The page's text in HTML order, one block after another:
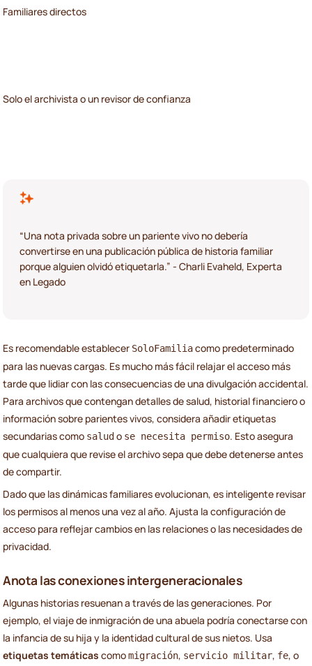
Familiares directos
Solo el archivista o un revisor de confianza
“Una nota privada sobre un pariente vivo no debería
convertirse en una publicación pública de historia familiar
porque alguien olvidó etiquetarla.” - Charli Evaheld, Experta
en Legado
Es recomendable establecer SoloFamiliacomo predeterminado
para las nuevas cargas. Es mucho más fácil relajar el acceso más
tarde que lidiar con las consecuencias de una divulgación accidental.
Para archivos que contengan detalles de salud, historial financiero o
información sobre parientes vivos, considera añadir etiquetas
secundarias como salud o se necesita permiso. Esto asegura
que cualquiera que revise el archivo sepa que debe detenerse antes
de compartir.
Dado que las dinámicas familiares evolucionan, es inteligente revisar
los permisos al menos una vez al año. Ajusta la configuración de
acceso para reflejar cambios en las relaciones o las necesidades de
privacidad.
Anota las conexiones intergeneracionales
Algunas historias resuenan a través de las generaciones. Por
ejemplo, el viaje de inmigración de una abuela podría conectarse con
la infancia de su hija y la identidad cultural de sus nietos. Usa
etiquetas temáticas comomigración, servicio militar, fe, o